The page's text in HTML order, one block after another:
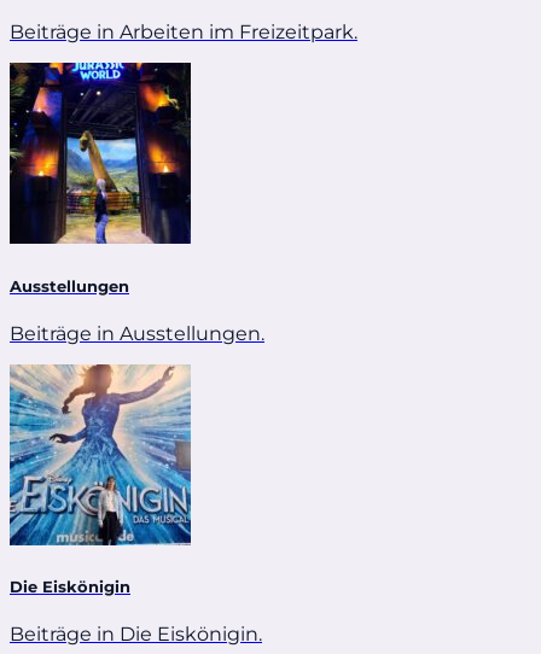
Beiträge in Arbeiten im Freizeitpark.
Ausstellungen
Beiträge in Ausstellungen.
Die Eiskönigin
Beiträge in Die Eiskönigin.